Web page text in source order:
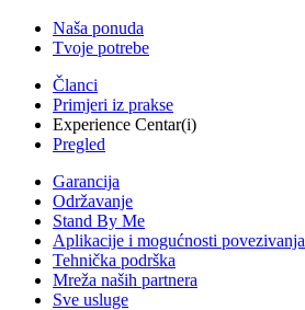
Naša ponuda
Tvoje potrebe
Članci
Primjeri iz prakse
Experience Centar(i)
Pregled
Garancija
Održavanje
Stand By Me
Aplikacije i mogućnosti povezivanja
Tehnička podrška
Mreža naših partnera
Sve usluge